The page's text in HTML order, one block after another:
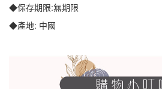
◆保存期限:無期限
◆產地: 中國